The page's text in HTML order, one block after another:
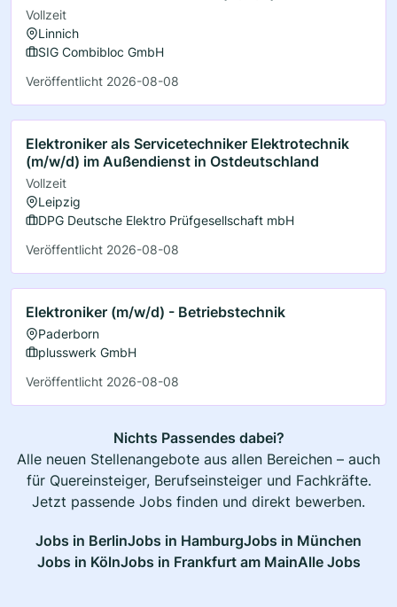
Vollzeit
Linnich
SIG Combibloc GmbH
Veröffentlicht 2026-08-08
Elektroniker als Servicetechniker Elektrotechnik
(m/w/d) im Außendienst in Ostdeutschland
Vollzeit
Leipzig
DPG Deutsche Elektro Prüfgesellschaft mbH
Veröffentlicht 2026-08-08
Elektroniker (m/w/d) - Betriebstechnik
Paderborn
plusswerk GmbH
Veröffentlicht 2026-08-08
Nichts Passendes dabei?
Alle neuen Stellenangebote aus allen Bereichen – auch
für Quereinsteiger, Berufseinsteiger und Fachkräfte.
Jetzt passende Jobs finden und direkt bewerben.
Jobs in BerlinJobs in HamburgJobs in München
Jobs in KölnJobs in Frankfurt am MainAlle Jobs